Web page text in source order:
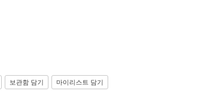
보관함 담기 마이리스트 담기